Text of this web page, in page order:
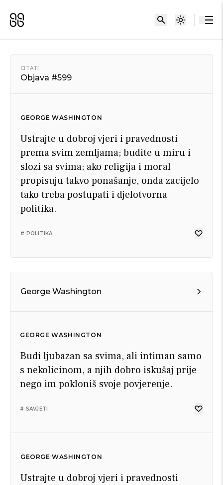
CITATI
Objava #599
GEORGE WASHINGTON
Ustrajte u dobroj vjeri i pravednosti
prema svim zemljama; budite u miru i
slozi sa svima; ako religija i moral
propisuju takvo ponašanje, onda zacijelo
tako treba postupati i djelotvorna
politika.
# POLITIKA
George Washington
GEORGE WASHINGTON
Budi ljubazan sa svima, ali intiman samo
s nekolicinom, a njih dobro iskušaj prije
nego im pokloniš svoje povjerenje.
# SAVJETI
GEORGE WASHINGTON
Ustrajte u dobroj vjeri i pravednosti